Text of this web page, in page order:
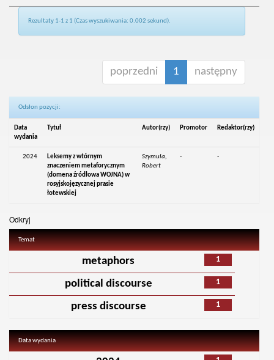
Rezultaty 1-1 z 1 (Czas wyszukiwania: 0.002 sekund).
poprzedni 1 następny
Odsłon pozycji:
Data
wydania
Tytuł Autor(rzy) Promotor Redaktor(rzy)
2024
Leksemy z wtórnym
znaczeniem metaforycznym
(domena źródłowa WOJNA) w
rosyjskojęzycznej prasie
łotewskiej
Szymula,
Robert
- -
Odkryj
Temat
1
metaphors
1
political discourse
1
press discourse
Data wydania